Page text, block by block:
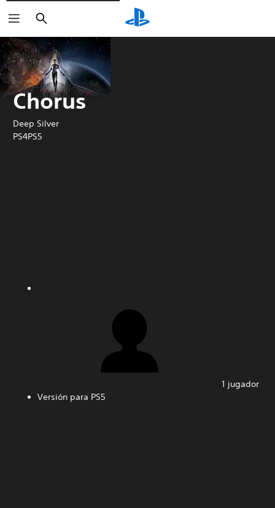
Buscar
Chorus
Deep Silver
PS4PS5
1 jugador
Versión para PS5